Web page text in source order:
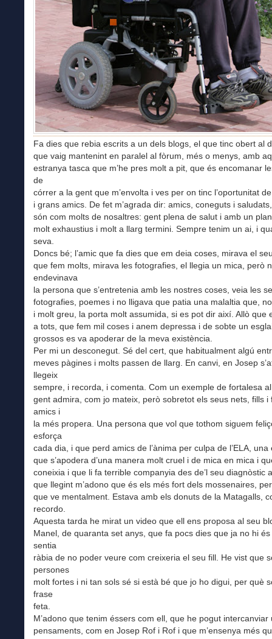
Fa dies que rebia escrits a un dels blogs, el que tinc obert al
que vaig mantenint en paralel al fòrum, més o menys, amb
estranya tasca que m’he pres molt a pit, que és encomanar
de
córrer a la gent que m’envolta i ves per on tinc l’oportunitat
i grans amics. De fet m’agrada dir: amics, coneguts i
són com molts de nosaltres: gent plena de salut i amb un
molt exhaustius i molt a llarg termini. Sempre tenim un ai, i
seva.
Doncs bé; l’amic que fa dies que em deia coses, mirava el
que fem molts, mirava les fotografies, el llegia un mica, però
endevinava
la persona que s’entretenia amb les nostres coses, veia les
fotografies, poemes i no lligava que patia una malaltia que,
i molt greu, la porta molt assumida, si es pot dir així. Allò que
a tots, que fem mil coses i anem depressa i de sobte un
grossos es va apoderar de la meva existència.
Per mi un desconegut. Sé del cert, que habitualment algú
meves pàgines i molts passen de llarg. En canvi, en Josep
llegeix
sempre, i recorda, i comenta. Com un exemple de fortalesa
gent admira, com jo mateix, però sobretot els seus nets, fills i
amics i
la més propera. Una persona que vol que tothom siguem
esforça
cada dia, i que perd amics de l’ànima per culpa de l’ELA,
que s’apodera d’una manera molt cruel i de mica en mica i
coneixia i que li fa terrible companyia des de’l seu diagnòstic
que llegint m’adono que és els més fort dels mossenaires,
que ve mentalment. Estava amb els donuts de la Matagalls,
recordo.
Aquesta tarda he mirat un video que ell ens proposa al seu
Manel, de quaranta set anys, que fa pocs dies que ja no hi
sentia
ràbia de no poder veure com creixeria el seu fill. He vist que
persones
molt fortes i ni tan sols sé si està bé que jo ho digui, per què
frase
feta.
M’adono que tenim éssers com ell, que he pogut intercanviar
pensaments, com en Josep Rof i Rof i que m’ensenya més